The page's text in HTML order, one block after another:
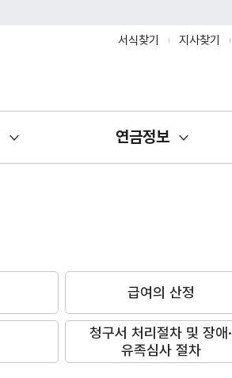
서식찾기
지사찾기
연금정보
급여의 산정
청구서 처리절차 및 장애·
유족심사 절차